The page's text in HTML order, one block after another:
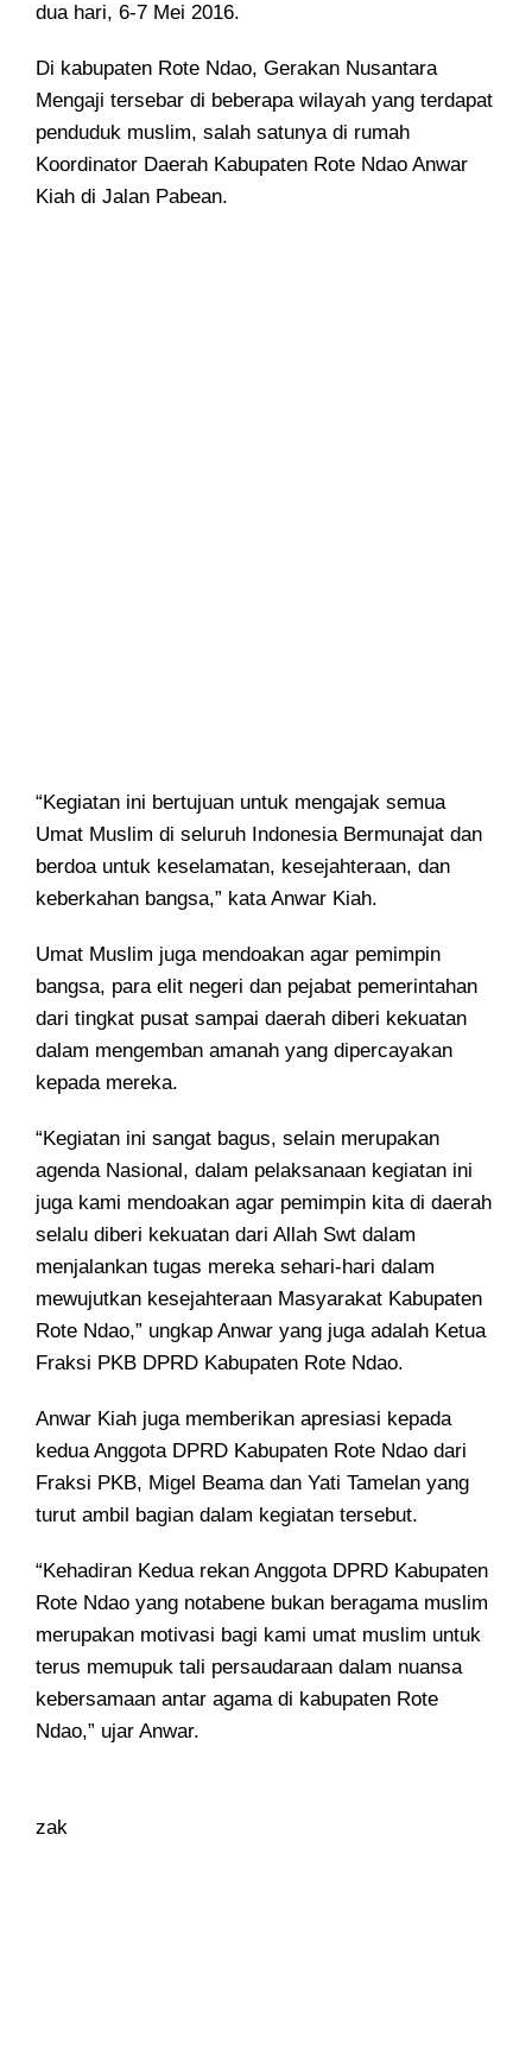
dua hari, 6-7 Mei 2016.
Di kabupaten Rote Ndao, Gerakan Nusantara
Mengaji tersebar di beberapa wilayah yang terdapat
penduduk muslim, salah satunya di rumah
Koordinator Daerah Kabupaten Rote Ndao Anwar
Kiah di Jalan Pabean.
“Kegiatan ini bertujuan untuk mengajak semua
Umat Muslim di seluruh Indonesia Bermunajat dan
berdoa untuk keselamatan, kesejahteraan, dan
keberkahan bangsa,” kata Anwar Kiah.
Umat Muslim juga mendoakan agar pemimpin
bangsa, para elit negeri dan pejabat pemerintahan
dari tingkat pusat sampai daerah diberi kekuatan
dalam mengemban amanah yang dipercayakan
kepada mereka.
“Kegiatan ini sangat bagus, selain merupakan
agenda Nasional, dalam pelaksanaan kegiatan ini
juga kami mendoakan agar pemimpin kita di daerah
selalu diberi kekuatan dari Allah Swt dalam
menjalankan tugas mereka sehari-hari dalam
mewujutkan kesejahteraan Masyarakat Kabupaten
Rote Ndao,” ungkap Anwar yang juga adalah Ketua
Fraksi PKB DPRD Kabupaten Rote Ndao.
Anwar Kiah juga memberikan apresiasi kepada
kedua Anggota DPRD Kabupaten Rote Ndao dari
Fraksi PKB, Migel Beama dan Yati Tamelan yang
turut ambil bagian dalam kegiatan tersebut.
“Kehadiran Kedua rekan Anggota DPRD Kabupaten
Rote Ndao yang notabene bukan beragama muslim
merupakan motivasi bagi kami umat muslim untuk
terus memupuk tali persaudaraan dalam nuansa
kebersamaan antar agama di kabupaten Rote
Ndao,” ujar Anwar.
zak